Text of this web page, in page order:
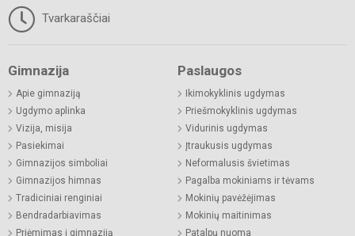
Tvarkaraščiai
Gimnazija
Apie gimnaziją
Ugdymo aplinka
Vizija, misija
Pasiekimai
Gimnazijos simboliai
Gimnazijos himnas
Tradiciniai renginiai
Bendradarbiavimas
Priėmimas į gimnaziją
Paslaugos
Ikimokyklinis ugdymas
Priešmokyklinis ugdymas
Vidurinis ugdymas
Įtraukusis ugdymas
Neformalusis švietimas
Pagalba mokiniams ir tėvams
Mokinių pavėžėjimas
Mokinių maitinimas
Patalpų nuoma